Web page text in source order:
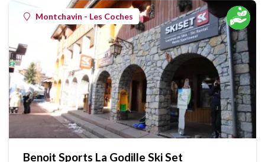
Montchavin - Les Coches
Benoit Sports La Godille Ski Set